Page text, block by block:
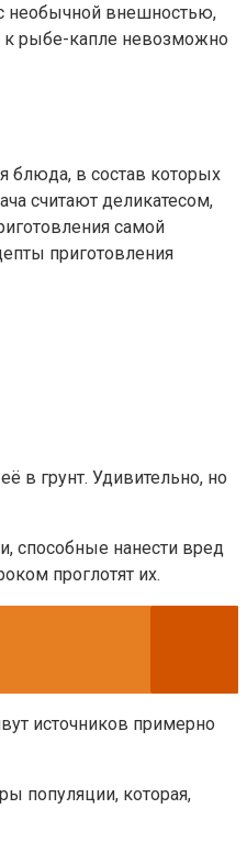
необычной внешностью,
к рыбе-капле невозможно
блюда, в состав которых
считают деликатесом,
самой
приготовления
в грунт. Удивительно, но
способные нанести вред
проглотят их.
источников примерно
популяции, которая,